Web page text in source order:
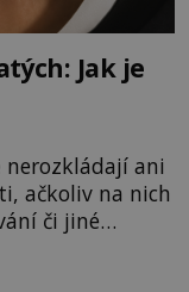
Jak je
nerozkládají ani
ačkoliv na nich
či jiné
bývají
Jaké